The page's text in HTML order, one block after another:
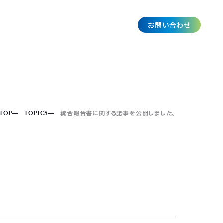
お問い合わせ
TOP TOPICS 統合報告書に関する記事を公開しました。